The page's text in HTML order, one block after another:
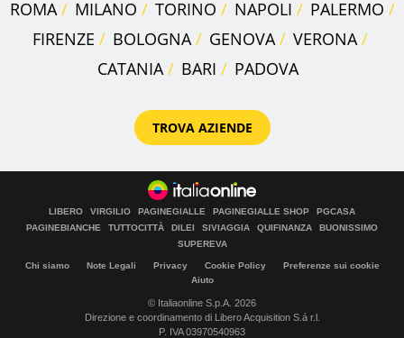
ROMA MILANO TORINO NAPOLI
PALERMO
FIRENZE
BOLOGNA GENOVA
VERONA
CATANIA
BARI PADOVA
TROVA AZIENDE
LIBERO VIRGILIO PAGINEGIALLE PAGINEGIALLE SHOP
PGCASA
PAGINEBIANCHE
TUTTOCITTÀ DILEI SIVIAGGIA QUIFINANZA
BUONISSIMO
SUPEREVA
Chi siamo Note Legali Privacy Cookie Policy
Preferenze sui cookie
Aiuto
© Italiaonline S.p.A. 2026
Direzione e coordinamento di Libero Acquisition S.á r.l.
P. IVA 03970540963